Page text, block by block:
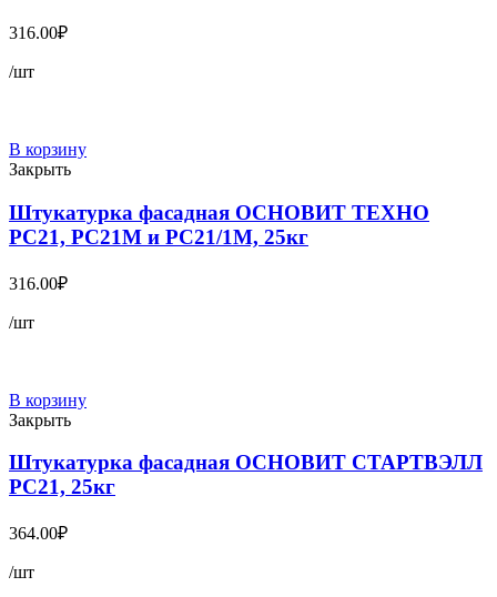
316.00₽
/шт
В корзину
Закрыть
Штукатурка фасадная ОСНОВИТ ТЕХНО
PC21, PC21M и PC21/1M, 25кг
316.00₽
/шт
В корзину
Закрыть
Штукатурка фасадная ОСНОВИТ СТАРТВЭЛЛ
PC21, 25кг
364.00₽
/шт